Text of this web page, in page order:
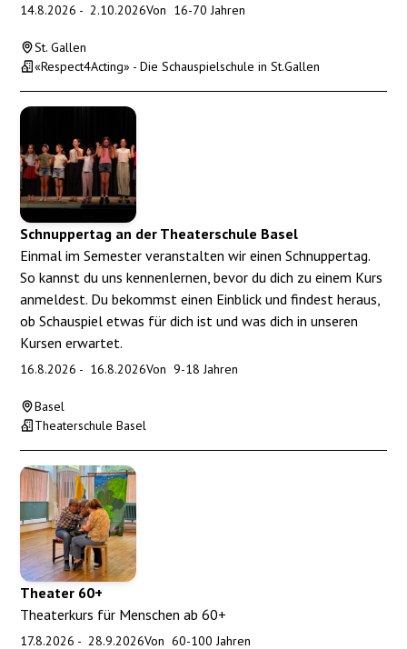
14.8.2026 -2.10.2026Von 16-70 Jahren
St. Gallen
«Respect4Acting» - Die Schauspielschule in St.Gallen
Schnuppertag an der Theaterschule Basel
Einmal im Semester veranstalten wir einen Schnuppertag.
So kannst du uns kennenlernen, bevor du dich zu einem Kurs
anmeldest. Du bekommst einen Einblick und findest heraus,
ob Schauspiel etwas für dich ist und was dich in unseren
Kursen erwartet.
16.8.2026 - 16.8.2026Von9-18 Jahren
Basel
Theaterschule Basel
Theater 60+
Theaterkurs für Menschen ab 60+
17.8.2026 -28.9.2026Von60-100 Jahren